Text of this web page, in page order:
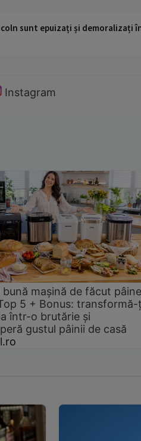
sunt epuizați și
Instagram
bună mașină de făcut pâine
5 + Bonus: transformă-
într-o brutărie și
gustul pâinii de casă